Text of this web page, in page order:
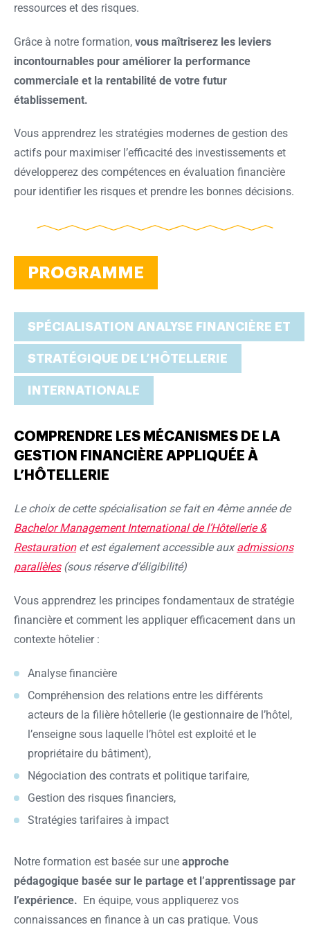
ressources et des risques.
Grâce à notre formation, vous maîtriserez les leviers
incontournables pour améliorer la performance
commerciale et la rentabilité de votre futur
établissement.
Vous apprendrez les stratégies modernes de gestion des
actifs pour maximiser l’efficacité des investissements et
développerez des compétences en évaluation financière
pour identifier les risques et prendre les bonnes décisions.
PROGRAMME
SPÉCIALISATION ANALYSE FINANCIÈRE ET
STRATÉGIQUE DE L’HÔTELLERIE
INTERNATIONALE
COMPRENDRE LES MÉCANISMES DE LA
GESTION FINANCIÈRE APPLIQUÉE À
L’HÔTELLERIE
Le choix de cette spécialisation se fait en 4ème année de
Bachelor Management International de l’Hôtellerie &
Restaurationet est égalementaccessible auxadmissions
parallèles(sous réserve d’éligibilité)
Vous apprendrez les principes fondamentaux de stratégie
financière et comment les appliquer efficacement dans un
contexte hôtelier :
Analyse financière
Compréhension des relations entre les différents
acteurs de la filière hôtellerie (le gestionnaire de l’hôtel,
l’enseigne sous laquelle l’hôtel est exploité et le
propriétaire du bâtiment),
Négociation des contrats et politique tarifaire,
Gestion des risques financiers,
Stratégies tarifaires à impact
Notre formation est basée sur une approche
pédagogique basée sur le partage et l’apprentissage par
l’expérience. En équipe, vous appliquerez vos
connaissances en finance à un cas pratique. Vous